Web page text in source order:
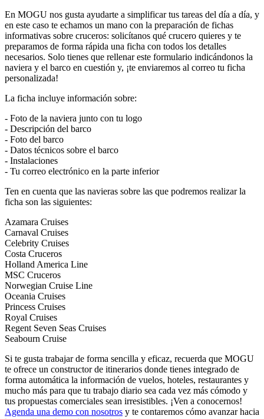
En MOGU nos gusta ayudarte a simplificar tus tareas del día a día, y
en este caso te echamos un mano con la preparación de fichas
informativas sobre cruceros: solicítanos qué crucero quieres y te
preparamos de forma rápida una ficha con todos los detalles
necesarios. Solo tienes que rellenar este formulario indicándonos la
naviera y el barco en cuestión y, ¡te enviaremos al correo tu ficha
personalizada!
La ficha incluye información sobre:
- Foto de la naviera junto con tu logo
- Descripción del barco
- Foto del barco
- Datos técnicos sobre el barco
- Instalaciones
- Tu correo electrónico en la parte inferior
Ten en cuenta que las navieras sobre las que podremos realizar la
ficha son las siguientes:
Azamara Cruises
Carnaval Cruises
Celebrity Cruises
Costa Cruceros
Holland America Line
MSC Cruceros
Norwegian Cruise Line
Oceania Cruises
Princess Cruises
Royal Cruises
Regent Seven Seas Cruises
Seabourn Cruise
Si te gusta trabajar de forma sencilla y eficaz, recuerda que MOGU
te ofrece un constructor de itinerarios donde tienes integrado de
forma automática la información de vuelos, hoteles, restaurantes y
mucho más para que tu trabajo diario sea cada vez más cómodo y
tus propuestas comerciales sean irresistibles. ¡Ven a conocernos!
Agenda una demo con nosotros y te contaremos cómo avanzar hacia